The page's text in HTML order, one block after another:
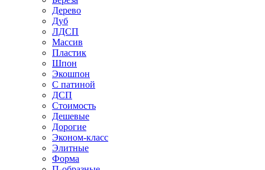
Дерево
Дуб
ЛДСП
Массив
Пластик
Шпон
Экошпон
С патиной
ДСП
Стоимость
Дешевые
Дорогие
Эконом-класс
Элитные
Форма